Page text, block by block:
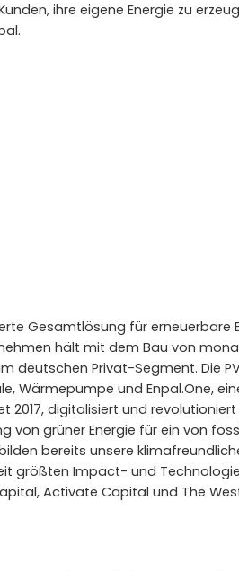
ihre eigene Energie zu
Gesamtlösung für erneuerbare
hält mit dem Bau von
deutschen Privat-Segment. Die
Wärmepumpe und Enpal.One,
digitalisiert und
grüner Energie für ein von
bereits unsere
größten Impact- und
Activate Capital und The